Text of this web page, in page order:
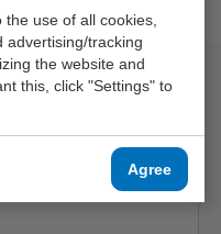
use of all cookies,
advertising/tracking
the website and
this, click "Settings" to
Agree